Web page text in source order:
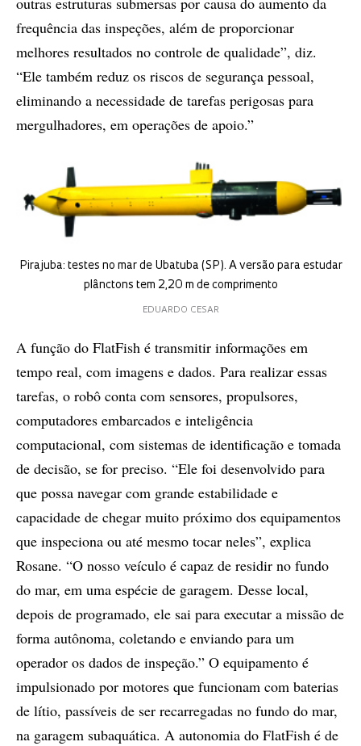
frequência das inspeções, além de proporcionar
melhores resultados no controle de qualidade”, diz.
“Ele também reduz os riscos de segurança pessoal,
eliminando a necessidade de tarefas perigosas para
mergulhadores, em operações de apoio.”
Pirajuba: testes no mar de Ubatuba (SP). A versão para estudar
plânctons tem 2,20 m de comprimento
EDUARDO CESAR
A função do FlatFish é transmitir informações em
tempo real, com imagens e dados. Para realizar essas
tarefas, o robô conta com sensores, propulsores,
computadores embarcados e inteligência
computacional, com sistemas de identificação e tomada
de decisão, se for preciso. “Ele foi desenvolvido para
que possa navegar com grande estabilidade e
capacidade de chegar muito próximo dos equipamentos
que inspeciona ou até mesmo tocar neles”, explica
Rosane. “O nosso veículo é capaz de residir no fundo
do mar, em uma espécie de garagem. Desse local,
depois de programado, ele sai para executar a missão de
forma autônoma, coletando e enviando para um
operador os dados de inspeção.” O equipamento é
impulsionado por motores que funcionam com baterias
de lítio, passíveis de ser recarregadas no fundo do mar,
na garagem subaquática. A autonomia do FlatFish é de